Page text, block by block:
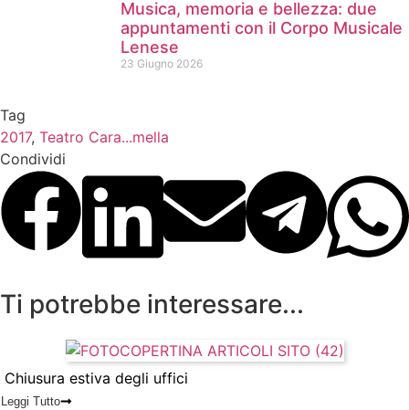
Musica, memoria e bellezza: due
appuntamenti con il Corpo Musicale
Lenese
23 Giugno 2026
Tag
2017, Teatro Cara...mella
Condividi
Ti potrebbe interessare...
Chiusura estiva degli uffici
Leggi Tutto